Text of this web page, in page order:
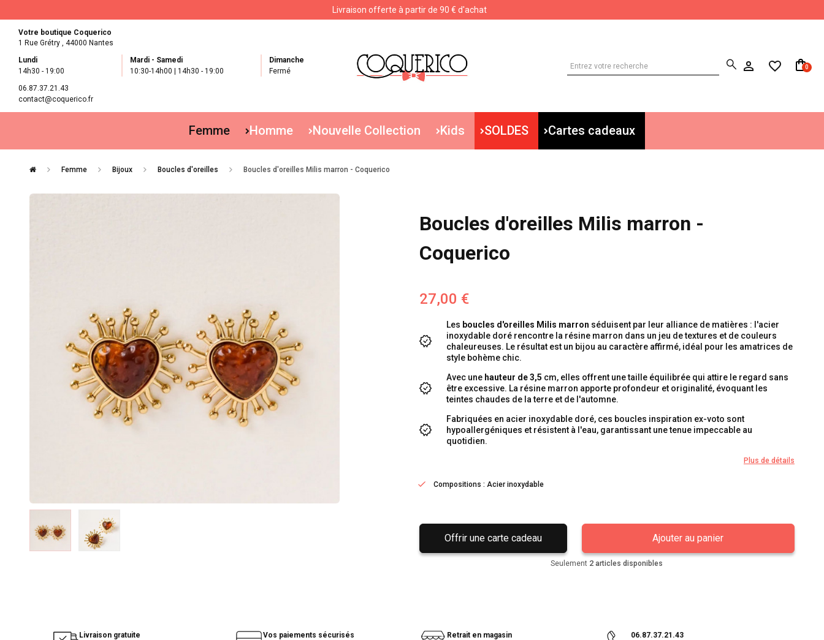
Livraison offerte à partir de 90 € d'achat
Votre boutique Coquerico
1 Rue Grétry , 44000 Nantes
Lundi
14h30 - 19:00
Mardi - Samedi
10:30-14h00 | 14h30 - 19:00
Dimanche
Fermé
06.87.37.21.43
contact@coquerico.fr
0
Femme Homme Nouvelle Collection Kids SOLDES Cartes cadeaux
Femme Bijoux Boucles d'oreilles Boucles d'oreilles Milis marron - Coquerico
Boucles d'oreilles Milis marron -
Coquerico
27,00 €
Les boucles d'oreilles Milis marron séduisent par leur alliance de matières : l'acier
inoxydable doré rencontre la résine marron dans un jeu de textures et de couleurs
chaleureuses. Le résultat est un bijou au caractère affirmé, idéal pour les amatrices de
style bohème chic.
Avec une hauteur de 3,5 cm, elles offrent une taille équilibrée qui attire le regard sans
être excessive. La résine marron apporte profondeur et originalité, évoquant les
teintes chaudes de la terre et de l'automne.
Fabriquées en acier inoxydable doré, ces boucles inspiration ex-voto sont
hypoallergéniques et résistent à l'eau, garantissant une tenue impeccable au
quotidien.
Plus de détails
Compositions : Acier inoxydable
Ajouter au panier
Offrir une carte cadeau
Seulement 2 articles disponibles
Livraison gratuite
Vos paiements sécurisés
Retrait en magasin
06.87.37.21.43